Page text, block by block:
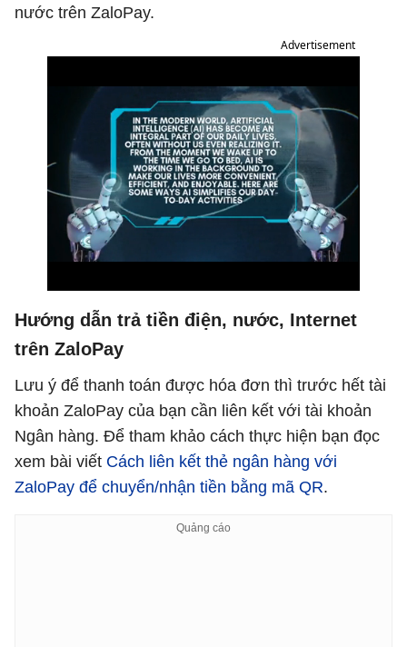
nước trên ZaloPay.
Advertisement
Hướng dẫn trả tiền điện, nước, Internet
trên ZaloPay
Lưu ý để thanh toán được hóa đơn thì trước hết tài
khoản ZaloPay của bạn cần liên kết với tài khoản
Ngân hàng. Để tham khảo cách thực hiện bạn đọc
xem bài viết Cách liên kết thẻ ngân hàng với
ZaloPay để chuyển/nhận tiền bằng mã QR.